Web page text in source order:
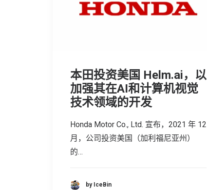
本田投资美国 Helm.ai，以
加强其在AI和计算机视觉
技术领域的开发
Honda Motor Co., Ltd. 宣布，2021 年 12
月，公司投资美国（加利福尼亚州）
的…
by IceBin